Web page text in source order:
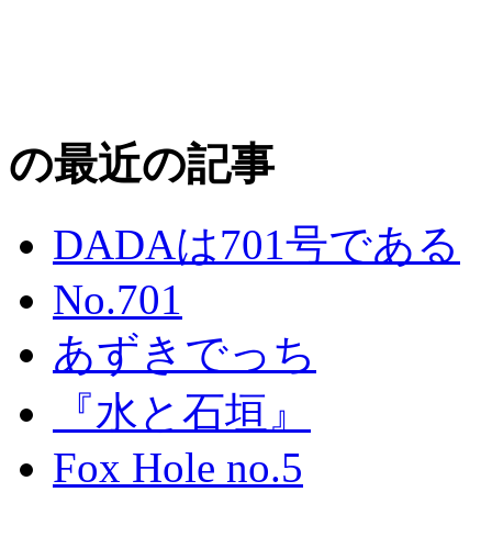
の最近の記事
DADAは701号である
No.701
あずきでっち
『水と石垣』
Fox Hole no.5